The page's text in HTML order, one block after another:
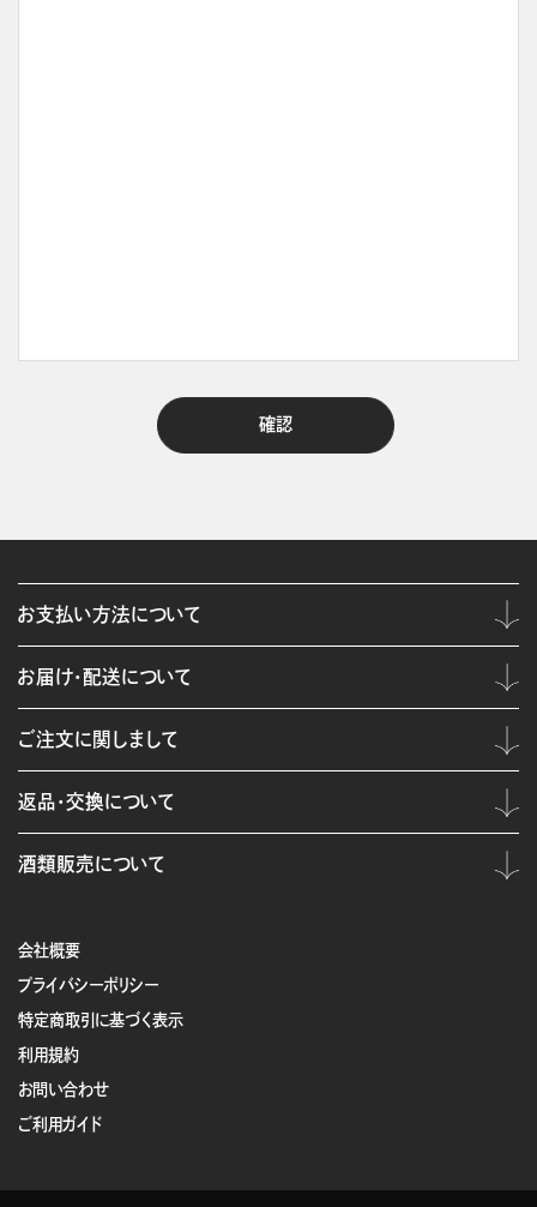
会社概要
プライバシーポリシー
特定商取引に基づく表示
利用規約
お問い合わせ
ご利用ガイド
お支払い方法について
お届け・配送について
ご注文に関しまして
返品・交換について
酒類販売について